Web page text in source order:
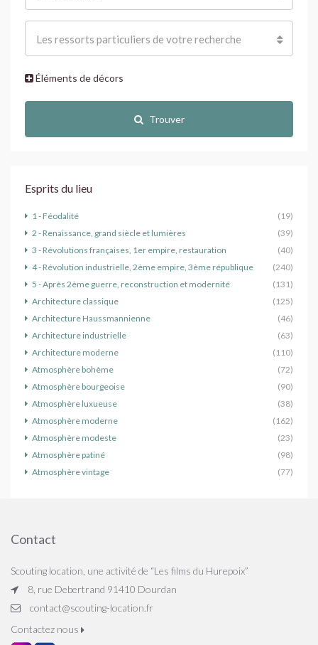
Les ressorts particuliers de votre recherche
Éléments de décors
Trouver
Esprits du lieu
1 - Féodalité
(19)
2 - Renaissance, grand siècle et lumières
(39)
3 - Révolutions françaises, 1er empire, restauration
(40)
4 - Révolution industrielle, 2ème empire, 3ème république
(240)
5 - Après 2ème guerre, reconstruction et modernité
(131)
Architecture classique
(125)
Architecture Haussmannienne
(46)
Architecture industrielle
(63)
Architecture moderne
(110)
Atmosphère bohème
(72)
Atmosphère bourgeoise
(90)
Atmosphère luxueuse
(38)
Atmosphère moderne
(162)
Atmosphère modeste
(23)
Atmosphère patiné
(98)
Atmosphère vintage
(77)
Contact
Scouting location, une activité de “Les films du Hurepoix”
8, rue Debertrand 91410 Dourdan
contact@scouting-location.fr
Contactez nous